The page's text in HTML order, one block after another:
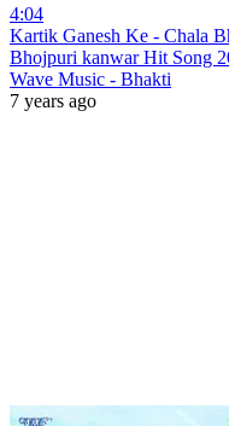
4:04
Kartik Ganesh Ke - Chala
Bhojpuri kanwar Hit Song
Wave Music - Bhakti
7 years ago